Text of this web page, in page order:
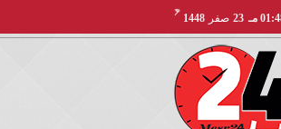
مـ 23 صفر 1448
هـ